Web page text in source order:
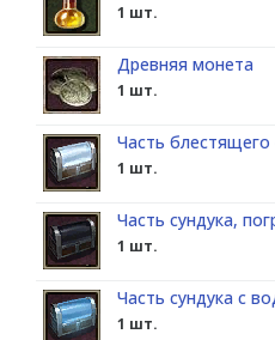
1 шт.
Древняя монета
1 шт.
Часть блестящего
1 шт.
Часть сундука,
1 шт.
Часть сундука с
1 шт.